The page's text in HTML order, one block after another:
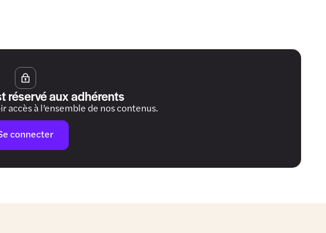
réservé aux adhérents
accès à l’ensemble de nos contenus.
connecter